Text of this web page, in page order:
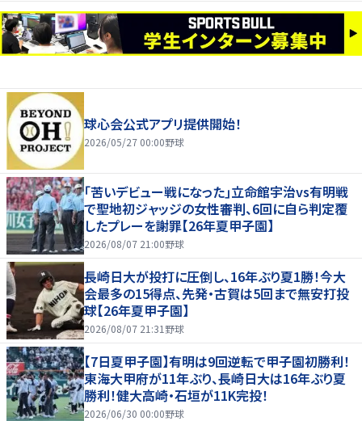
球心会公式アプリ提供開始！
2026/05/27 00:00野球
｢苦いデビュー戦になった｣立命館宇治vs有明戦
で聖地初ジャッジの女性審判、6回に自ら判定覆
したプレーを謝罪【26年夏甲子園】
2026/08/07 21:00野球
長崎日大が投打に圧倒し、16年ぶり夏1勝！今大
会最多の15得点、先発・古賀は5回まで無安打投
球【26年夏甲子園】
2026/08/07 21:31 野球
【7日夏甲子園】有明は9回逆転で甲子園初勝利！
東海大甲府が11年ぶり、長崎日大は16年ぶり夏
勝利！健大高崎・石垣が11K完投！
2026/06/30 00:00野球